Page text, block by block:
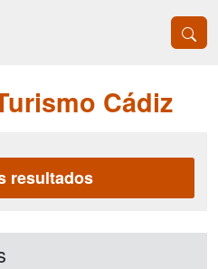
Cádiz
resultados